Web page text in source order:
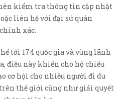
kiểm tra thông tin cập nhật
liên hệ với đại sứ quán
xác.
tới 174 quốc gia và vùng lãnh
điều này khiến cho hộ chiếu
cơ hội cho nhiều người đi du
thế giới cũng như giải quyết